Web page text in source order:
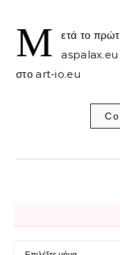
Μ
ετά το
aspalax.eu
στο art-io.eu
Ιστορικό